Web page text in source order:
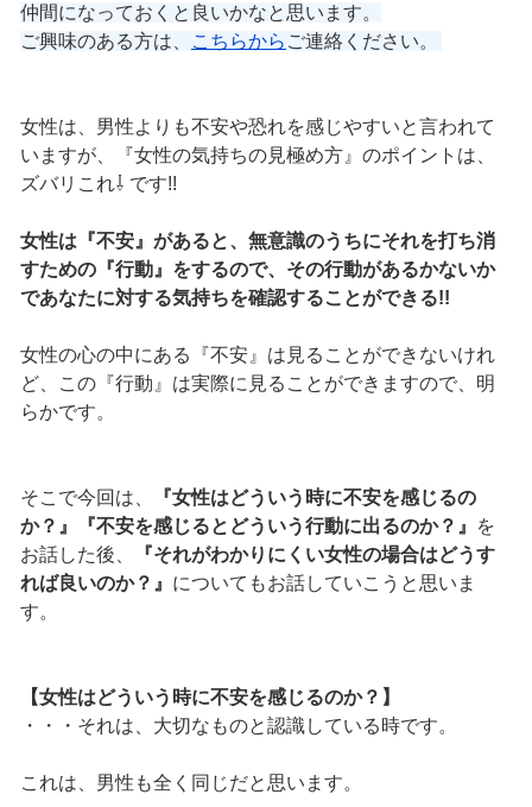
仲間になっておくと良いかなと思います。
ご興味のある方は、
こちらから ご連絡ください。
女性は、男性よりも不安や恐れを感じやすいと言われて
いますが、『女性の気持ちの見極め方』のポイントは、
ズバリこれ⇩ です!!
女性は『不安』があると、無意識のうちにそれを打ち消
すための『行動』をするので、その行動があるかないか
であなたに対する気持ちを確認することができる!!
女性の心の中にある『不安』は見ることができないけれ
ど、この『行動』は実際に見ることができますので、明
らかです。
そこで今回は、
『女性はどういう時に不安を感じるの
か？』『不安を感じるとどういう行動に出るのか？』
を
お話した後、
『それがわかりにくい女性の場合はどうす
れば良いのか？』 についてもお話していこうと思いま
す。
【女性はどういう時に不安を感じるのか？】
・・・それは、大切なものと認識している時です。
これは、男性も全く同じだと思います。